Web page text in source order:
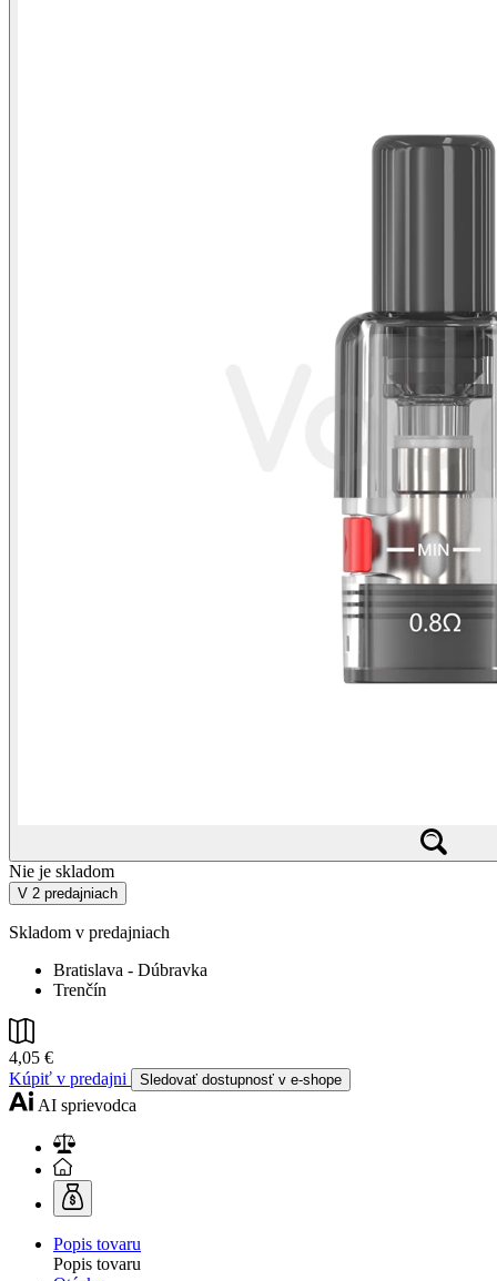
Nie je skladom
V 2 predajniach
Skladom v predajniach
Bratislava - Dúbravka
Trenčín
4,05 €
Kúpiť v predajni
Sledovať dostupnosť v e-shope
AI sprievodca
Popis tovaru
Popis tovaru